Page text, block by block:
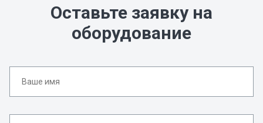
Оставьте заявку на
оборудование